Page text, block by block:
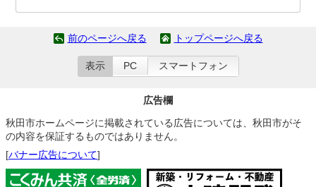
前のページへ戻る トップページへ戻る
表示 PC スマートフォン
広告欄
秋田市ホームページに掲載されている広告については、秋田市がそ
の内容を保証するものではありません。
[バナー広告について]